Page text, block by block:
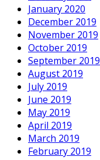
January 2020
December 2019
November 2019
October 2019
September 2019
August 2019
July 2019
June 2019
May 2019
April 2019
March 2019
February 2019